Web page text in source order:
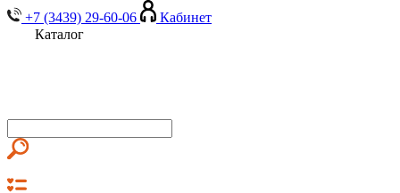
+7 (3439) 29-60-06
Кабинет
Каталог